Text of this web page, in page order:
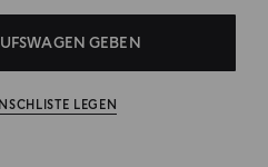
GEBEN
LEGEN